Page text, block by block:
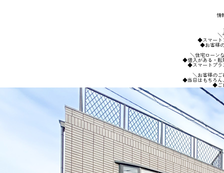
情
＼
◆スマート
◆お客様
＼住宅ローン
◆借入がある・転
◆スマートプラ
＼お客様の
◆当日はもちろん
◆ご